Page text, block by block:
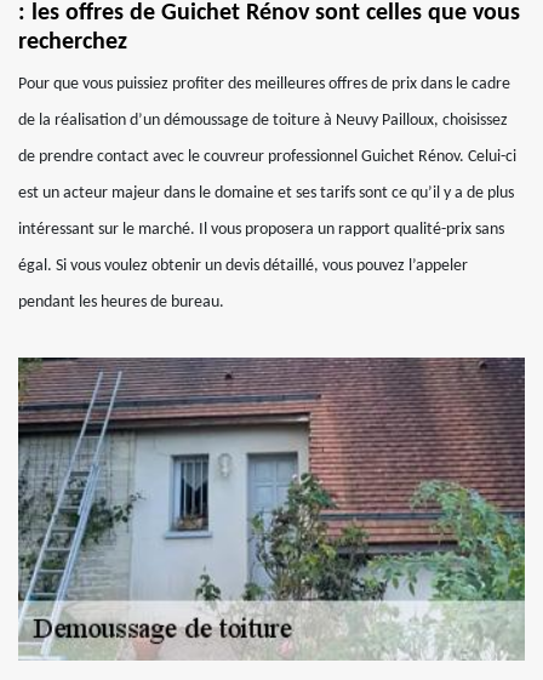
: les offres de Guichet Rénov sont celles que vous
recherchez
Pour que vous puissiez profiter des meilleures offres de prix dans le cadre
de la réalisation d’un démoussage de toiture à Neuvy Pailloux, choisissez
de prendre contact avec le couvreur professionnel Guichet Rénov. Celui-ci
est un acteur majeur dans le domaine et ses tarifs sont ce qu’il y a de plus
intéressant sur le marché. Il vous proposera un rapport qualité-prix sans
égal. Si vous voulez obtenir un devis détaillé, vous pouvez l’appeler
pendant les heures de bureau.